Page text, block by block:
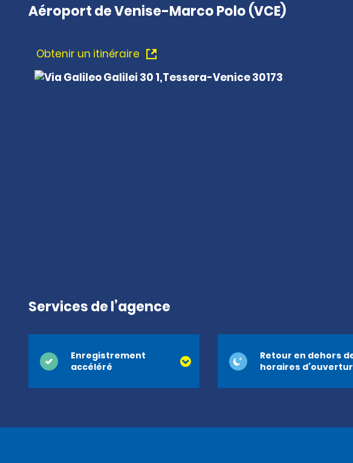
Aéroport de Venise-Marco Polo (VCE)
Obtenir un itinéraire
Services de l’agence
Enregistrement
accéléré
Retour en dehors
horaires